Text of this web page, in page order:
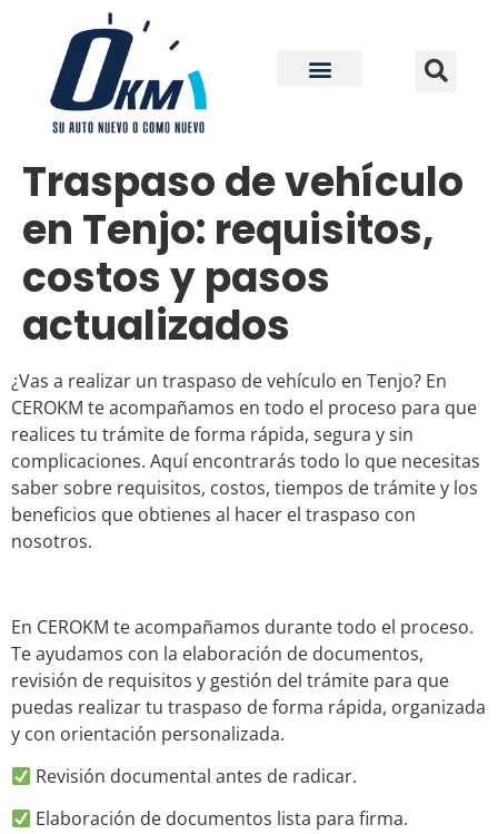
Traspaso de vehículo
en Tenjo: requisitos,
costos y pasos
actualizados
¿Vas a realizar un traspaso de vehículo en Tenjo? En
CEROKM te acompañamos en todo el proceso para que
realices tu trámite de forma rápida, segura y sin
complicaciones. Aquí encontrarás todo lo que necesitas
saber sobre requisitos, costos, tiempos de trámite y los
beneficios que obtienes al hacer el traspaso con
nosotros.
En CEROKM te acompañamos durante todo el proceso.
Te ayudamos con la elaboración de documentos,
revisión de requisitos y gestión del trámite para que
puedas realizar tu traspaso de forma rápida, organizada
y con orientación personalizada.
Revisión documental antes de radicar.
Elaboración de documentos lista para firma.